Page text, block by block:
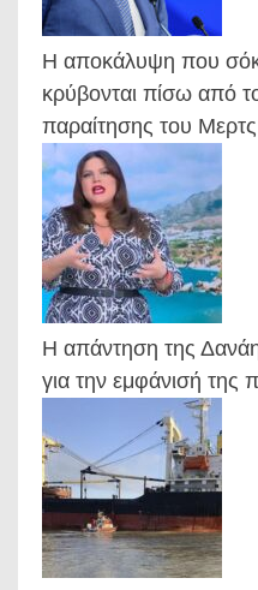
Η αποκάλυψη που
κρύβονται πίσω από
παραίτησης του Μερτς
Η απάντηση της
για την εμφάνισή της